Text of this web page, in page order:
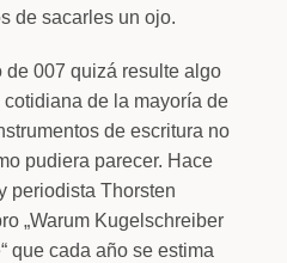
de sacarles un ojo.
de 007 quizá resulte algo
de la mayoría de
de escritura no
pudiera parecer. Hace
periodista Thorsten
„Warum Kugelschreiber
que cada año se estima